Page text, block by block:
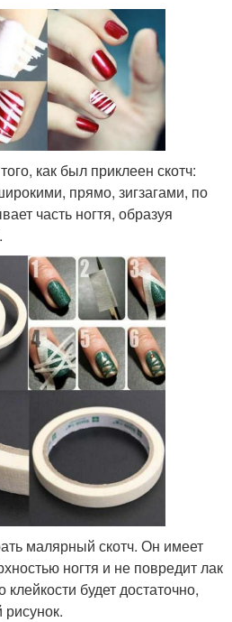
как был приклеен скотч:
прямо, зигзагами, по
часть ногтя, образуя
малярный скотч. Он имеет
ногтя и не повредит лак
будет достаточно,